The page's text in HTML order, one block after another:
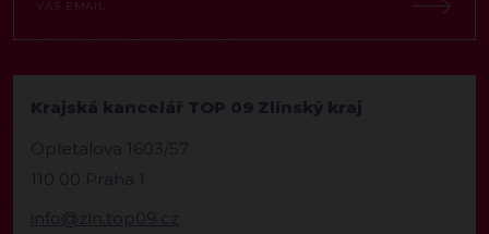
Krajská kancelář TOP 09 Zlínský kraj
Opletalova 1603/57
110 00 Praha 1
info@zln.top09.cz